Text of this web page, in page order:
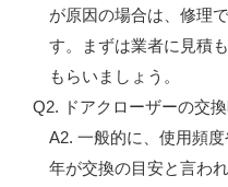
が原因の場合は、修理
す。まずは業者に見積
もらいましょう。
Q2. ドアクローザーの交
A2. 一般的に、使用頻
年が交換の目安と言わ